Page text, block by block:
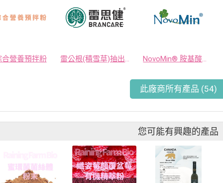
營養預拌粉 雷公根(積雪草)抽出物 雷思健BRANCARE® NovoMin® 胺基酸螫合礦物質 (甘胺酸鈣∣甘胺酸鎂∣甘胺酸鋅)
此廠商所有產品 (54)
您可能有興趣的產品